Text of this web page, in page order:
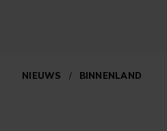
NIEUWS / BINNENLAND